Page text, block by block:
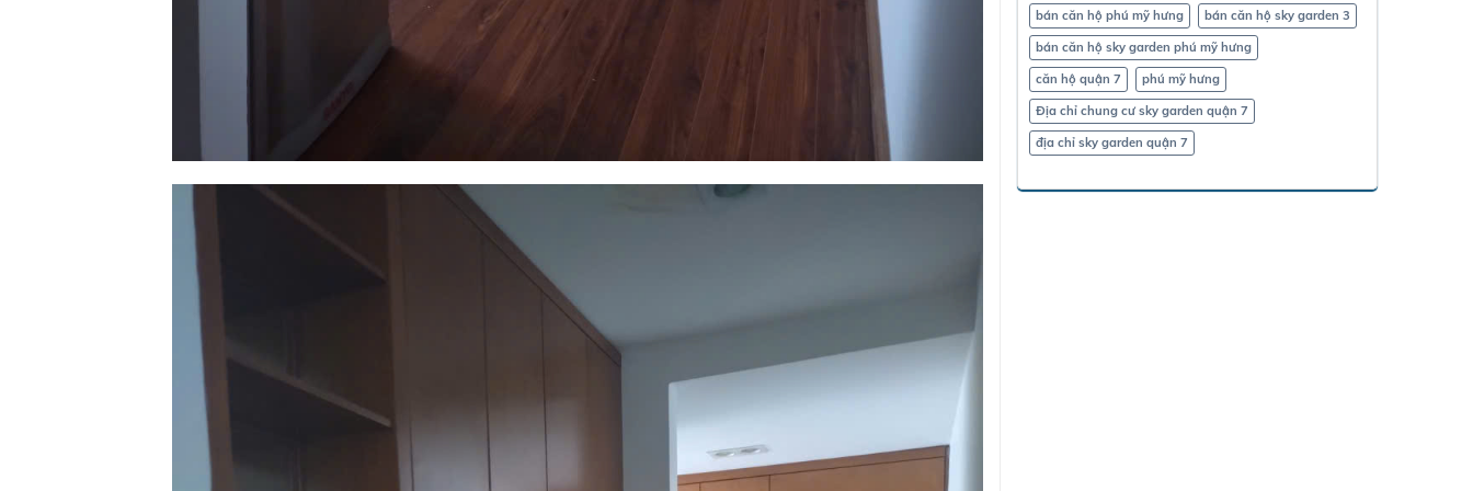
bán căn hộ phú mỹ hưng bán căn hộ sky garden 3
bán căn hộ sky garden phú mỹ hưng
căn hộ quận 7 phú mỹ hưng
Địa chỉ chung cư sky garden quận 7
địa chỉ sky garden quận 7